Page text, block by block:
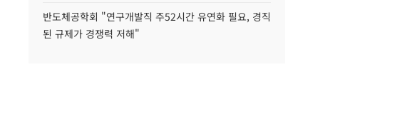
반도체공학회 "연구개발직 주52시간 유연화 필요, 경직
된 규제가 경쟁력 저해"